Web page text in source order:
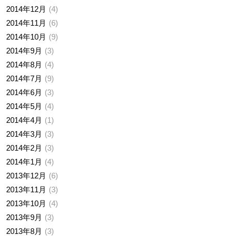
2014年12月
4
2014年11月
6
2014年10月
9
2014年9月
3
2014年8月
4
2014年7月
9
2014年6月
3
2014年5月
4
2014年4月
1
2014年3月
3
2014年2月
3
2014年1月
4
2013年12月
6
2013年11月
3
2013年10月
4
2013年9月
3
2013年8月
3